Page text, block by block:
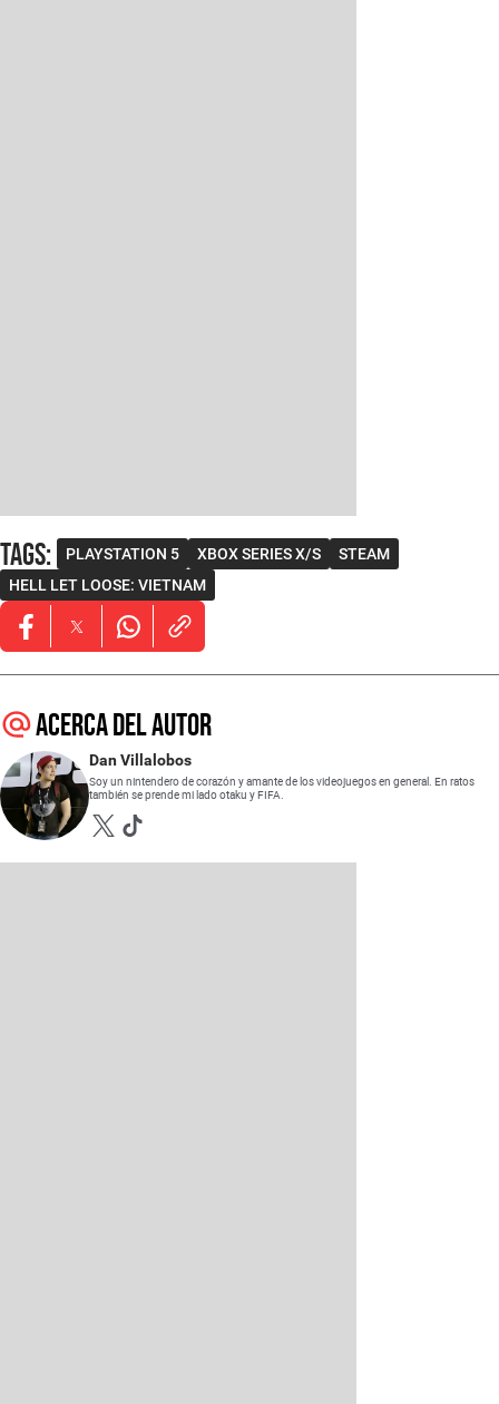
Tags: PLAYSTATION 5 XBOX SERIES X/S
STEAM
HELL LET LOOSE: VIETNAM
Opens in new window
Opens in new window
Opens in new window
Acerca del autor
Dan Villalobos
Soy un nintendero de corazón y amante de los videojuegos en general. En ratos
también se prende mi lado otaku y FIFA.
Opens in new window
Opens in new window